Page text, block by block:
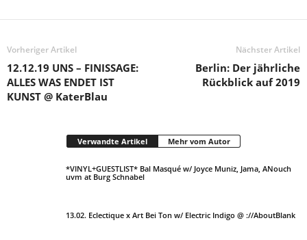
Vorheriger Artikel
12.12.19 UNS – FINISSAGE:
ALLES WAS ENDET IST
KUNST @ KaterBlau
Nächster Artikel
Berlin: Der jährliche
Rückblick auf 2019
Verwandte Artikel Mehr vom Autor
*VINYL+GUESTLIST* Bal Masqué w/ Joyce Muniz, Jama, ANouch
uvm at Burg Schnabel
13.02. Eclectique x Art Bei Ton w/ Electric Indigo @ ://AboutBlank